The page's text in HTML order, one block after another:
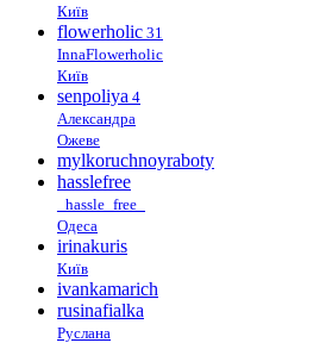
Київ
flowerholic 31
InnaFlowerholic
Київ
senpoliya 4
Александра
Ожеве
mylkoruchnoyraboty
hasslefree
_hassle_free_
Одеса
irinakuris
Київ
ivankamarich
rusinafialka
Руслана